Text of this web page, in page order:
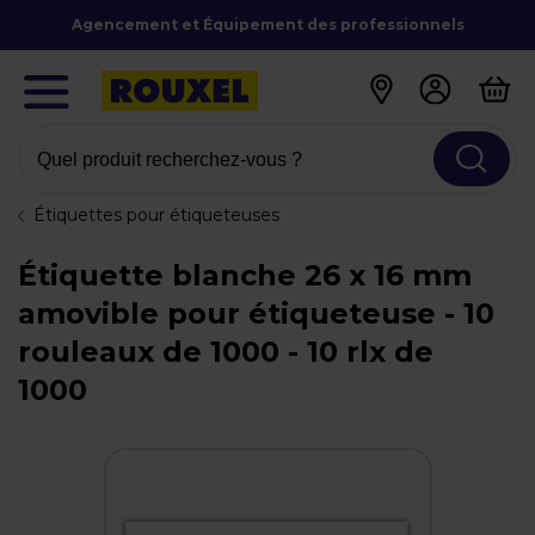
Agencement et Équipement des professionnels
Quel produit recherchez-vous ?
Étiquettes pour étiqueteuses
Étiquette blanche 26 x 16 mm
amovible pour étiqueteuse - 10
rouleaux de 1000 - 10 rlx de
1000